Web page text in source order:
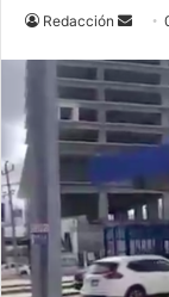
Redacción
Send
email